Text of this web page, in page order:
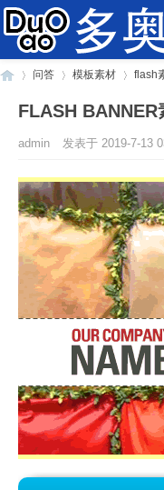
问答 模板素材 flash
FLASH BANNER
admin 发表于 2019-7-13